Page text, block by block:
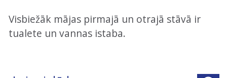
Visbiežāk mājas pirmajā un otrajā stāvā ir
tualete un vannas istaba.